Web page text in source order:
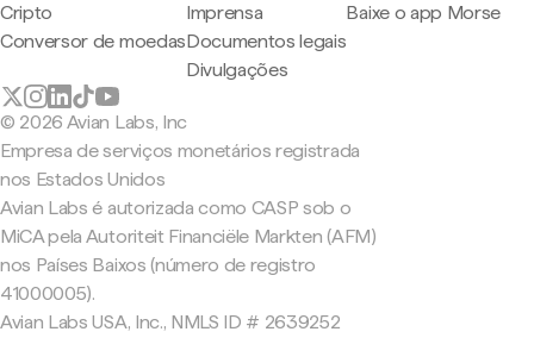
Cripto
Conversor de moedas
Imprensa
Documentos legais
Divulgações
Baixe o app Morse
© 2026 Avian Labs, Inc
Empresa de serviços monetários registrada
nos Estados Unidos
Avian Labs é autorizada como CASP sob o
MiCA pela Autoriteit Financiële Markten (AFM)
nos Países Baixos (número de registro
41000005).
Avian Labs USA, Inc., NMLS ID # 2639252